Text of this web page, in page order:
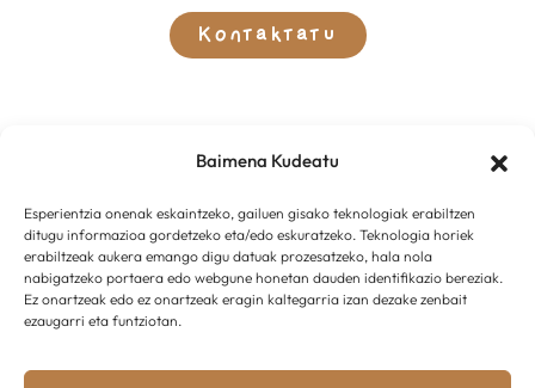
Baimena Kudeatu
Esperientzia onenak eskaintzeko, gailuen gisako teknologiak erabiltzen
ditugu informazioa gordetzeko eta/edo eskuratzeko. Teknologia horiek
erabiltzeak aukera emango digu datuak prozesatzeko, hala nola
nabigatzeko portaera edo webgune honetan dauden identifikazio bereziak.
Ez onartzeak edo ez onartzeak eragin kaltegarria izan dezake zenbait
ezaugarri eta funtziotan.
Kontaktatu